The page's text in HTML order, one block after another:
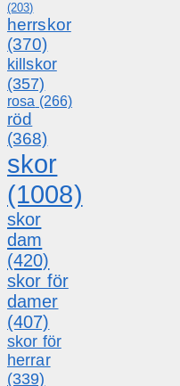
(203)
herrskor
(370)
killskor
(357)
rosa (266)
röd
(368)
skor
(1008)
skor
dam
(420)
skor för
damer
(407)
skor för
herrar
(339)